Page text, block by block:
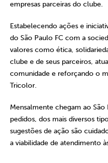
empresas parceiras do clube.
Estabelecendo ações e
do São Paulo FC com a
valores como ética,
clube e de seus parceiros,
comunidade e reforçando o
Tricolor.
Mensalmente chegam ao São
pedidos, dos mais diversos
sugestões de ação são
a viabilidade de atendimento